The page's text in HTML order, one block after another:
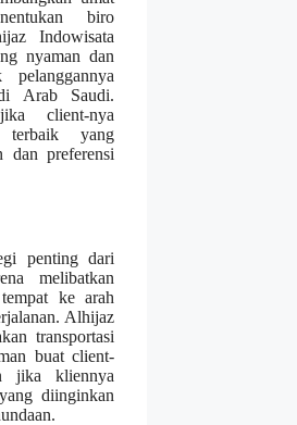
biro
Indowisata
nyaman dan
Arab Saudi.
client-nya
terbaik yang
dan preferensi
penting dari
melibatkan
ke arah
Alhijaz
transportasi
buat client-
jika kliennya
diinginkan